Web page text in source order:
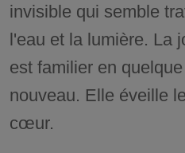
invisible qui semble
l'eau et la lumière. La
est familier en
nouveau. Elle éveille
cœur.